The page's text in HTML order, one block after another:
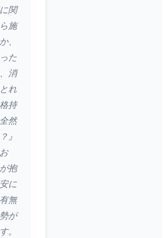
関
施
、
た
消
れ
持
然
』
抱
に
無
が
。